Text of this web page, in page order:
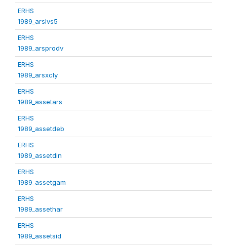
ERHS
1989_arslvs5
ERHS
1989_arsprodv
ERHS
1989_arsxcly
ERHS
1989_assetars
ERHS
1989_assetdeb
ERHS
1989_assetdin
ERHS
1989_assetgam
ERHS
1989_assethar
ERHS
1989_assetsid